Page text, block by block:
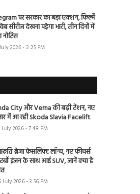
पर सरकार का बड़ा एक्शन, फिल्में
सीरीज देखना पड़ेगा भारी, तीन दिनों में
नोटिस
2026 - 2:25 PM
City और Verna की बढ़ी टेंशन, नए
में आ रही Skoda Slavia Facelift
July 2026 - 7:48 PM
ब्रेजा फेसलिफ्ट लॉन्च, नए फीचर्स
इंजन के साथ आई SUV, जानें क्या है
July 2026 - 3:56 PM